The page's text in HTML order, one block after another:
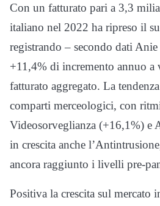
Con un fatturato pari a 3,3
italiano nel 2022 ha ripreso il
registrando – secondo dati
+11,4% di incremento annuo a
fatturato aggregato. La
comparti merceologici, con
Videosorveglianza (+16,1%) e
in crescita anche
ancora raggiunto i livelli pre-
Positiva la crescita sul mercato